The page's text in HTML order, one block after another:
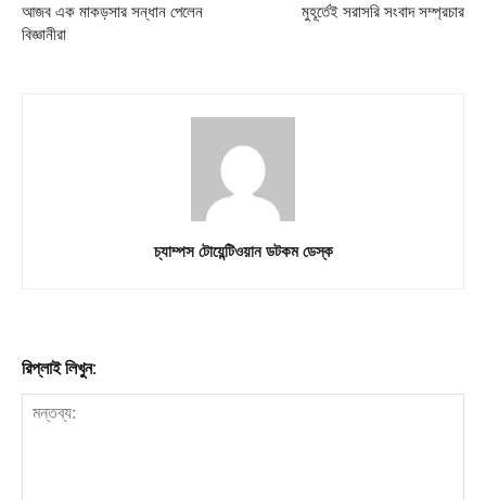
আজব এক মাকড়সার সন্ধান পেলেন
বিজ্ঞানীরা
মুহূর্তেই সরাসরি সংবাদ সম্প্রচার
চ্যাম্পস টোয়েন্টিওয়ান ডটকম ডেস্ক
রিপ্লাই লিখুন: